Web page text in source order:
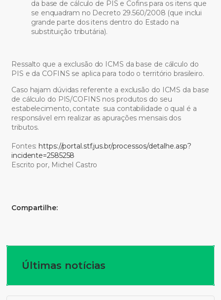
da base de cálculo de PIS e Cofins para os itens que
se enquadram no Decreto 29.560/2008 (que inclui
grande parte dos itens dentro do Estado na
substituição tributária).
Ressalto que a exclusão do ICMS da base de cálculo do
PIS e da COFINS se aplica para todo o território brasileiro.
Caso hajam dúvidas referente a exclusão do ICMS da base
de cálculo do PIS/COFINS nos produtos do seu
estabelecimento, contate sua contabilidade o qual é a
responsável em realizar as apurações mensais dos
tributos.
Fontes: https://portal.stf.jus.br/processos/detalhe.asp?
incidente=2585258
Escrito por, Michel Castro
Compartilhe:
Últimas notícias